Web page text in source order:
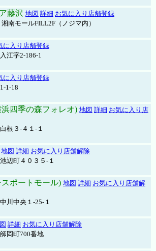
藤沢 地図 詳細 お気に入り店舗登録
南モールFILL2F（ノジマ内）
に入り店舗登録
江字2-186-1
に入り店舗登録
1-18
四季の森フォレオ) 地図 詳細 お気に入り店
根３-４１-１
地図 詳細 お気に入り店舗解除
辺町４０３５-１
ポートモール) 地図 詳細 お気に入り店舗解
川中央１-25-１
詳細 お気に入り店舗解除
岡町700番地